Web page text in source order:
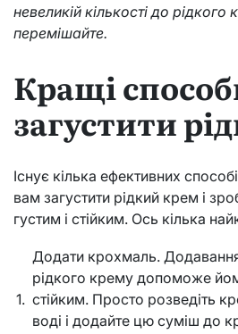
невеликій кількості до рідкого
перемішайте.
Кращі
загустити
Існує кілька ефективних
вам загустити рідкий крем і
густим і стійким. Ось кілька
1.
Додати крохмаль.
рідкого крему допоможе
стійким. Просто розведіть
воді і додайте цю суміш до